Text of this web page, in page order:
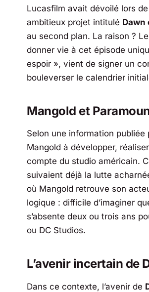
Lucasfilm avait dévoilé lors
ambitieux projet intitulé Dawn
au second plan. La raison ?
donner vie à cet épisode
espoir », vient de signer un
bouleverser le calendrier
Mangold et
Selon une information publiée
Mangold à développer,
compte du studio américain.
suivaient déjà la lutte
où Mangold retrouve son
logique : difficile d’imaginer
s’absente deux ou trois ans
ou DC Studios.
L’avenir incertain de
Dans ce contexte, l’avenir de